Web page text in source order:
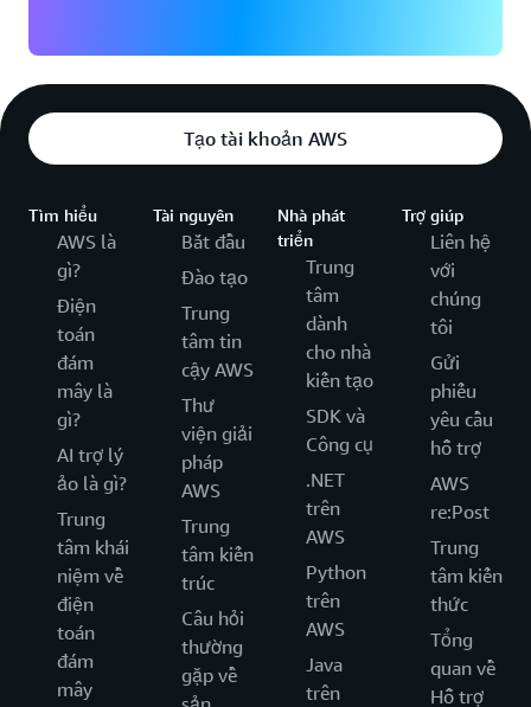
Tạo tài khoản AWS
Tìm hiểu
AWS là
gì?
Điện
toán
đám
mây là
gì?
AI trợ lý
ảo là gì?
Trung
tâm khái
niệm về
điện
toán
đám
mây
Tài nguyên
Bắt đầu
Đào tạo
Trung
tâm tin
cậy AWS
Thư
viện giải
pháp
AWS
Trung
tâm kiến
trúc
Câu hỏi
thường
gặp về
Nhà phát
triển
Trung
tâm
dành
cho nhà
kiến tạo
SDK và
Công cụ
.NET
trên
AWS
Python
trên
AWS
Java
trên
Trợ giúp
Liên hệ
với
chúng
tôi
Gửi
phiếu
yêu cầu
hỗ trợ
AWS
re:Post
Trung
tâm kiến
thức
Tổng
quan về
Hỗ trợ